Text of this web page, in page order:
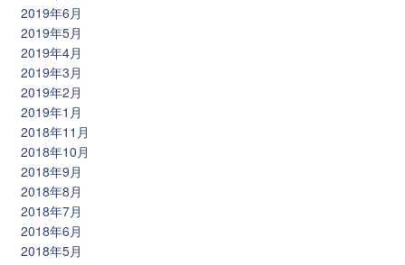
2019年6月
2019年5月
2019年4月
2019年3月
2019年2月
2019年1月
2018年11月
2018年10月
2018年9月
2018年8月
2018年7月
2018年6月
2018年5月